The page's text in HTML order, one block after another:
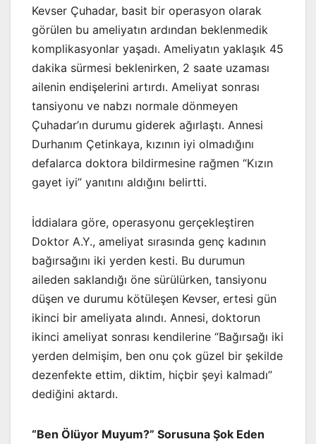
Kevser Çuhadar, basit bir operasyon olarak
görülen bu ameliyatın ardından beklenmedik
komplikasyonlar yaşadı. Ameliyatın yaklaşık 45
dakika sürmesi beklenirken, 2 saate uzaması
ailenin endişelerini artırdı. Ameliyat sonrası
tansiyonu ve nabzı normale dönmeyen
Çuhadar’ın durumu giderek ağırlaştı. Annesi
Durhanım Çetinkaya, kızının iyi olmadığını
defalarca doktora bildirmesine rağmen “Kızın
gayet iyi” yanıtını aldığını belirtti.
İddialara göre, operasyonu gerçekleştiren
Doktor A.Y., ameliyat sırasında genç kadının
bağırsağını iki yerden kesti. Bu durumun
aileden saklandığı öne sürülürken, tansiyonu
düşen ve durumu kötüleşen Kevser, ertesi gün
ikinci bir ameliyata alındı. Annesi, doktorun
ikinci ameliyat sonrası kendilerine “Bağırsağı iki
yerden delmişim, ben onu çok güzel bir şekilde
dezenfekte ettim, diktim, hiçbir şeyi kalmadı”
dediğini aktardı.
“Ben Ölüyor Muyum?” Sorusuna Şok Eden